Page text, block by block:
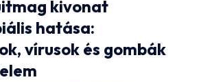
kivonat
hatása:
vírusok és gombák